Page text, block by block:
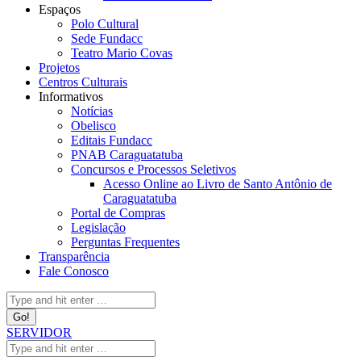
Espaços
Polo Cultural
Sede Fundacc
Teatro Mario Covas
Projetos
Centros Culturais
Informativos
Notícias
Obelisco
Editais Fundacc
PNAB Caraguatatuba
Concursos e Processos Seletivos
Acesso Online ao Livro de Santo Antônio de
Caraguatatuba
Portal de Compras
Legislação
Perguntas Frequentes
Transparência
Fale Conosco
Search:
SERVIDOR
Search: